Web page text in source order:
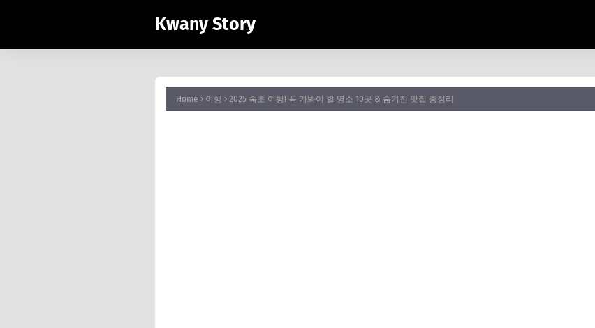
Kwany Story
Home 여행 2025 속초 여행! 꼭 가봐야 할 명소 10곳 & 숨겨진 맛집 총정리